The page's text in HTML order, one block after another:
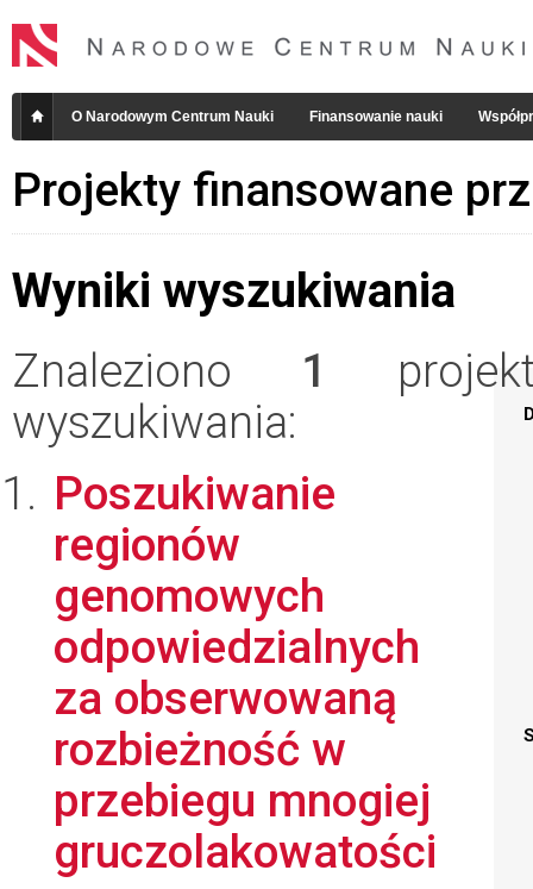
O Narodowym Centrum Nauki Finansowanie nauki
Projekty finansowane
Wyniki wyszukiwania
Znaleziono 1
wyszukiwania:
Poszukiwanie
regionów
genomowych
odpowiedzialnych
za obserwowaną
rozbieżność w
przebiegu mnogiej
gruczolakowatości